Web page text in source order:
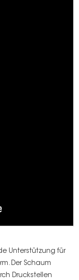
Unterstützung für
Der Schaum
Druckstellen